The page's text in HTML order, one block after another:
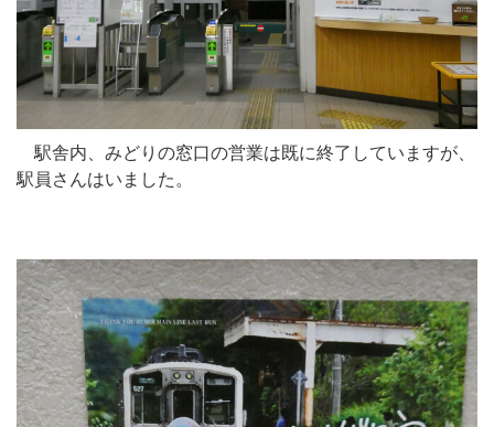
駅舎内、みどりの窓口の営業は既に終了していますが、
駅員さんはいました。